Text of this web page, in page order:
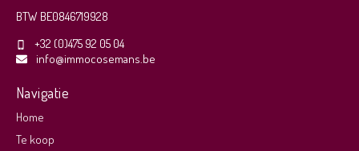
BTW BE0846719928
+32 (0)475 92 05 04
info@immocosemans.be
Navigatie
Home
Te koop